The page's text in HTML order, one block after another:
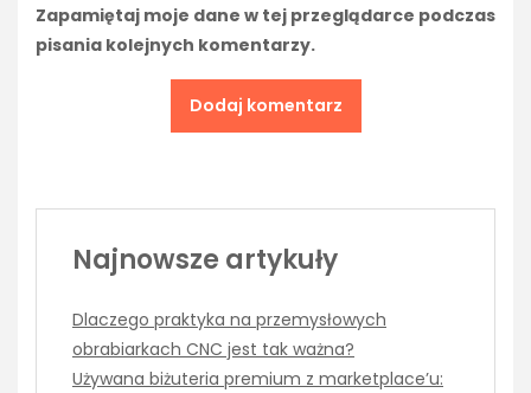
Zapamiętaj moje dane w tej przeglądarce podczas
pisania kolejnych komentarzy.
Najnowsze artykuły
Dlaczego praktyka na przemysłowych
obrabiarkach CNC jest tak ważna?
Używana biżuteria premium z marketplace’u: